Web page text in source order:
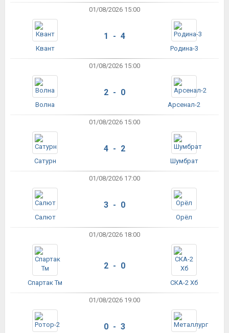
01/08/2026 15:00
Квант
1 - 4
Родина-3
01/08/2026 15:00
Волна
2 - 0
Арсенал-2
01/08/2026 15:00
Сатурн
4 - 2
Шумбрат
01/08/2026 17:00
Салют
3 - 0
Орёл
01/08/2026 18:00
Спартак Тм
2 - 0
СКА-2 Хб
01/08/2026 19:00
0 - 3